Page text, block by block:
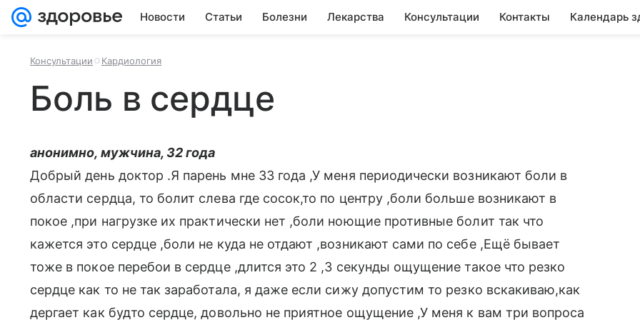
Новости Статьи Болезни Лекарства Консультации Контакты Календарь
Консультации Кардиология
Боль в сердце
анонимно, мужчина, 32 года
Добрый день доктор .Я парень мне 33 года ,У меня периодически возникают боли в
области сердца, то болит слева где сосок,то по центру ,боли больше возникают в
покое ,при нагрузке их практически нет ,боли ноющие противные болит так что
кажется это сердце ,боли не куда не отдают ,возникают сами по себе ,Ещё бывает
тоже в покое перебои в сердце ,длится это 2 ,3 секунды ощущение такое что резко
сердце как то не так заработала, я даже если сижу допустим то резко вскакиваю,как
дергает как будто сердце, довольно не приятное ощущение ,У меня к вам три вопроса